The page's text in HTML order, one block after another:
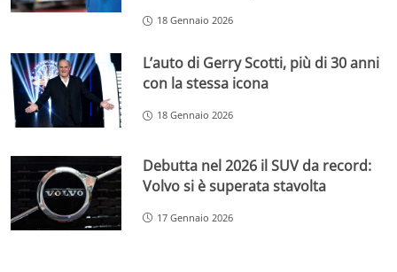
18 Gennaio 2026
L’auto di Gerry Scotti, più di 30 anni
con la stessa icona
18 Gennaio 2026
Debutta nel 2026 il SUV da record:
Volvo si è superata stavolta
17 Gennaio 2026